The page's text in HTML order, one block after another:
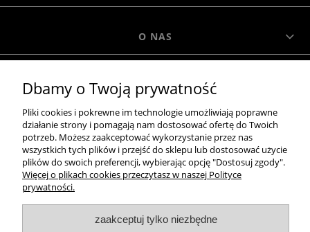
O NAS
MOROWO
WSZELKIE PRAWA ZASTRZEŻONE MOROWO © 2018
realizacja:
pokaż pełną wersję strony
Dbamy o Twoją prywatność
Pliki cookies i pokrewne im technologie umożliwiają poprawne
działanie strony i pomagają nam dostosować ofertę do Twoich
potrzeb. Możesz zaakceptować wykorzystanie przez nas
wszystkich tych plików i przejść do sklepu lub dostosować użycie
plików do swoich preferencji, wybierając opcję "Dostosuj zgody".
Więcej o plikach cookies przeczytasz w naszej Polityce
prywatności.
zaakceptuj tylko niezbędne